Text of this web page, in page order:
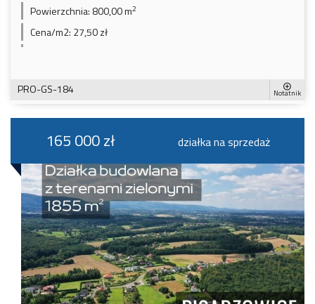
Powierzchnia: 800,00 m2
Cena/m2: 27,50 zł
PRO-GS-184 Notatnik
165 000 zł działka na sprzedaż